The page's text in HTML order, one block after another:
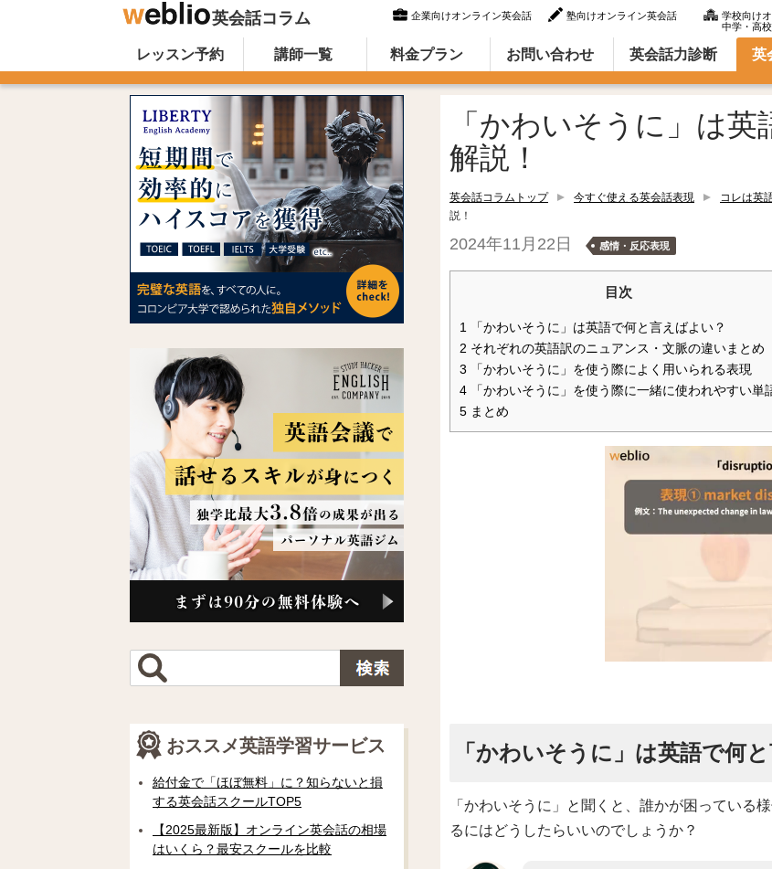
英会話コラム 企業向けオンライン英会話 塾向けオンライン英会話
学校向け
中学・高
オンライン英会話のWeblio英会話コラム（英語での言い方・英語表現）
Skip to content
レッスン予約 講師一覧 料金プラン お問い合わせ 英会話力診断 英
「かわいそうに」は
解説！
英会話コラムトップ 今すぐ使える英会話表現 コレは英
説！
2024年11月22日 感情・反応表現
目次
1 「かわいそうに」は英語で何と言えばよい？
2 それぞれの英語訳のニュアンス・文脈の違いまとめ
3 「かわいそうに」を使う際によく用いられる表現
4 「かわいそうに」を使う際に一緒に使われやすい単
5 まとめ
「かわいそうに」は英語で何
「かわいそうに」と聞くと、誰かが困っている
るにはどうしたらいいのでしょうか？
おススメ英語学習サービス
給付金で「ほぼ無料」に？知らないと損
する英会話スクールTOP5
【2025最新版】オンライン英会話の相場
はいくら？最安スクールを比較